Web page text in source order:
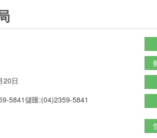
20日
5841儲匯:(04)2359-5841